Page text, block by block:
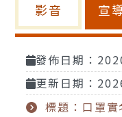
影音 宣
發佈日期：
更新日期：
標題：口罩